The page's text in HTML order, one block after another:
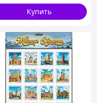
Купить